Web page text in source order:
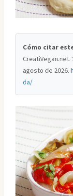
Cómo citar
agosto de 2026.
da/